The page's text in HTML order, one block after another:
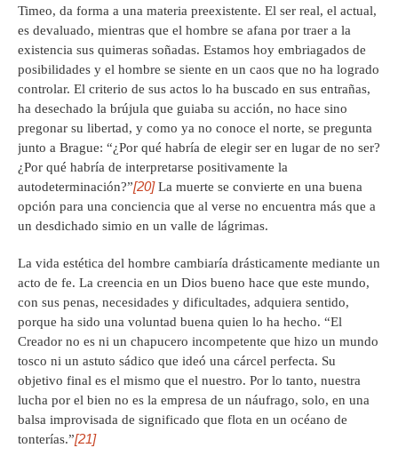
Timeo, da forma a una materia preexistente. El ser real, el actual,
es devaluado, mientras que el hombre se afana por traer a la
existencia sus quimeras soñadas. Estamos hoy embriagados de
posibilidades y el hombre se siente en un caos que no ha logrado
controlar. El criterio de sus actos lo ha buscado en sus entrañas,
ha desechado la brújula que guiaba su acción, no hace sino
pregonar su libertad, y como ya no conoce el norte, se pregunta
junto a Brague: “¿Por qué habría de elegir ser en lugar de no ser?
¿Por qué habría de interpretarse positivamente la
autodeterminación?”[20]La muerte se convierte en una buena
opción para una conciencia que al verse no encuentra más que a
un desdichado simio en un valle de lágrimas.
La vida estética del hombre cambiaría drásticamente mediante un
acto de fe. La creencia en un Dios bueno hace que este mundo,
con sus penas, necesidades y dificultades, adquiera sentido,
porque ha sido una voluntad buena quien lo ha hecho. “El
Creador no es ni un chapucero incompetente que hizo un mundo
tosco ni un astuto sádico que ideó una cárcel perfecta. Su
objetivo final es el mismo que el nuestro. Por lo tanto, nuestra
lucha por el bien no es la empresa de un náufrago, solo, en una
balsa improvisada de significado que flota en un océano de
tonterías.”[21]